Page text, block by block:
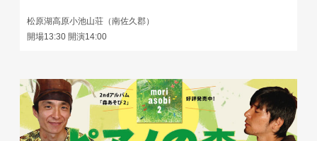
松原湖高原小池山荘（南佐久郡）
開場13:30 開演14:00